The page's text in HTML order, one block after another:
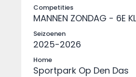
Evenementen
Contact
Foto album
Competities
MANNEN ZONDAG - 6E
Seizoenen
2025-2026
Home
Sportpark Op Den Das